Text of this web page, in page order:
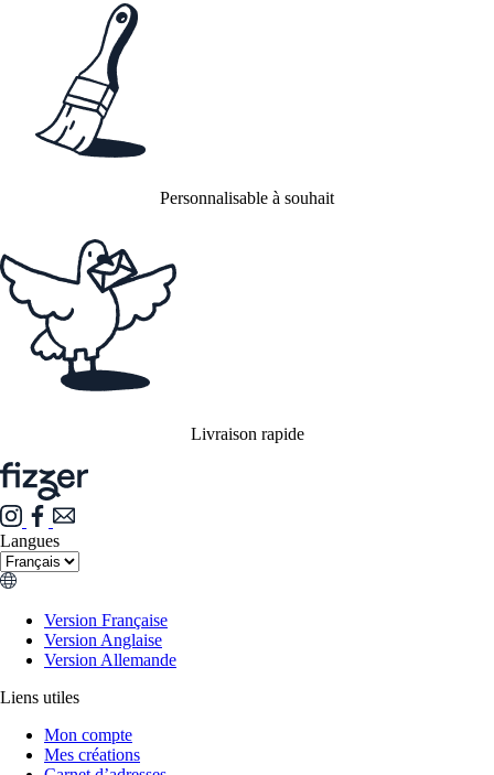
Personnalisable à souhait
Livraison rapide
Langues
Version Française
Version Anglaise
Version Allemande
Liens utiles
Mon compte
Mes créations